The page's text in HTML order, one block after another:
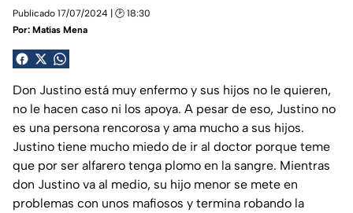
Publicado 17/07/2024 | 🕑 18:30
Por: Matías Mena
Don Justino está muy enfermo y sus hijos no le quieren,
no le hacen caso ni los apoya. A pesar de eso, Justino no
es una persona rencorosa y ama mucho a sus hijos.
Justino tiene mucho miedo de ir al doctor porque teme
que por ser alfarero tenga plomo en la sangre. Mientras
don Justino va al medio, su hijo menor se mete en
problemas con unos mafiosos y termina robando la